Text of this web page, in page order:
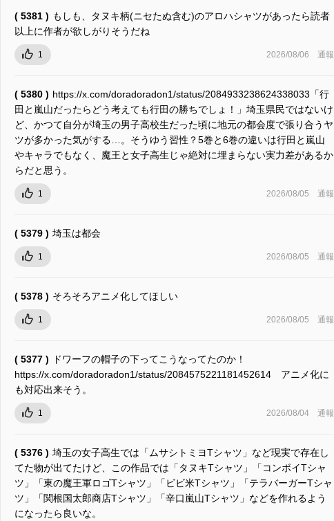
( 5381 ) もしも、タヌキ柄(ニセたぬ含む)のアロハシャツがあったら読者
以上に作者が欲しがりそうだね
1 2026/08/06 通報
( 5380 ) https://x.com/doradoradon1/status/2084933238624338033「行
田と嵐山だったらどう考えても行田の勝ちでしょ！」埼玉県民ではないけ
ど、かつて自分が埼玉の男子高校生だった頃に地元の都会度で張り合うヤ
ツが多かった気がする…。そうゆう習性？5巻と6巻の違いは行田と嵐山
やキャラでもなく、魔王と女子高生じゃ絶対に埋まらない実力差があるか
らだと思う。
1 2026/08/05 通報
( 5379 ) 埼玉は都会
1 2026/08/05 通報
( 5378 ) そろそろアニメ化してほしい
1 2026/08/05 通報
( 5377 )
ドワーフの帽子の下ってこうなってたのか！
https://x.com/doradoradon1/status/2084575221181452614 アニメ化に
も対応出来そう。
1 2026/08/04 通報
( 5376 ) 埼玉の女子高生では「ムサシトミヨTシャツ」など現実で存在し
てた物が出てたけど、この作品では「タヌキTシャツ」「コンボイTシャ
ツ」「東の魔王軍ロゴTシャツ」「ビビ米Tシャツ」「テラバーガーTシャ
ツ」「関根国太郎商店Tシャツ」「辛口嵐山Tシャツ」などを作れるよう
になったら良いな。